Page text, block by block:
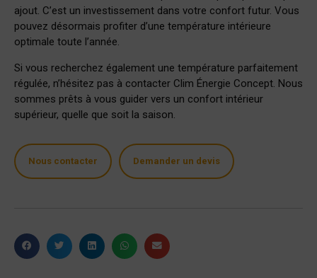
ajout. C’est un investissement dans votre confort futur. Vous
pouvez désormais profiter d’une température intérieure
optimale toute l’année.
Si vous recherchez également une température parfaitement
régulée, n’hésitez pas à contacter Clim Énergie Concept. Nous
sommes prêts à vous guider vers un confort intérieur
supérieur, quelle que soit la saison.
Nous contacter Demander un devis